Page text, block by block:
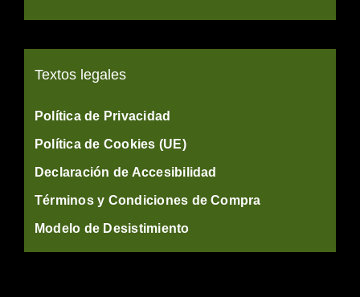
Textos legales
Política de Privacidad
Política de Cookies (UE)
Declaración de Accesibilidad
Términos y Condiciones de Compra
Modelo de Desistimiento